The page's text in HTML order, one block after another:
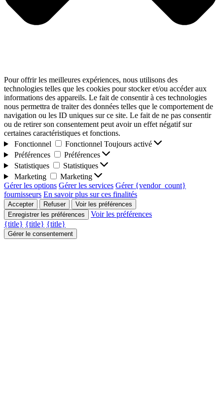
Pour offrir les meilleures expériences, nous utilisons des
technologies telles que les cookies pour stocker et/ou accéder aux
informations des appareils. Le fait de consentir à ces technologies
nous permettra de traiter des données telles que le comportement de
navigation ou les ID uniques sur ce site. Le fait de ne pas consentir
ou de retirer son consentement peut avoir un effet négatif sur
certaines caractéristiques et fonctions.
Fonctionnel
Fonctionnel Toujours activé
Préférences
Préférences
Statistiques
Statistiques
Marketing
Marketing
Gérer les options Gérer les services Gérer {vendor_count}
fournisseurs En savoir plus sur ces finalités
Accepter Refuser
Voir les préférences
Enregistrer les préférences
Voir les préférences
{title} {title} {title}
Gérer le consentement